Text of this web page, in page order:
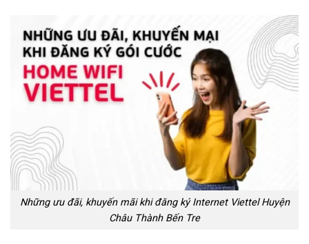
Những ưu đãi, khuyến mãi khi đăng ký Internet Viettel Huyện
Châu Thành Bến Tre